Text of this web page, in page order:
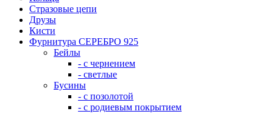
Стразовые цепи
Друзы
Кисти
Фурнитура СЕРЕБРО 925
Бейлы
- с чернением
- светлые
Бусины
- с позолотой
- с родиевым покрытием